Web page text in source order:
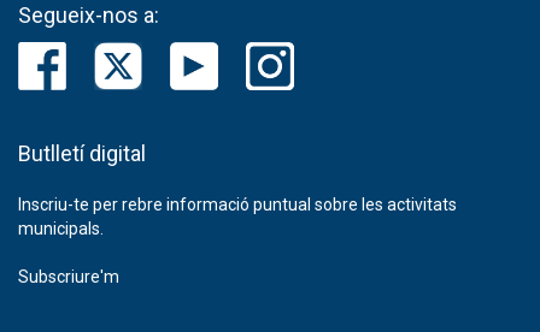
Segueix-nos a:
Butlletí digital
Inscriu-te per rebre informació puntual sobre les activitats
municipals.
Subscriure'm